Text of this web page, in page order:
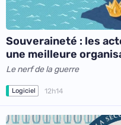
Souveraineté : les
une meilleure
Le nerf de la guerre
Logiciel 12h14